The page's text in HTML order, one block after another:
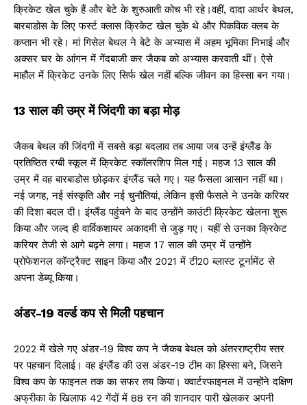
क्रिकेट खेल चुके हैं और बेटे के शुरुआती कोच भी रहे।वहीं, दादा आर्थर बेथल,
बारबाडोस के लिए फर्स्ट क्लास क्रिकेट खेल चुके थे और पिकविक क्लब के
कप्तान भी रहे। मां गिसेल बेथल ने बेटे के अभ्यास में अहम भूमिका निभाई और
अक्सर घर के आंगन में गेंदबाजी कर जैकब को अभ्यास करवाती थीं। ऐसे
माहौल में क्रिकेट उनके लिए सिर्फ खेल नहीं बल्कि जीवन का हिस्सा बन गया।
13 साल की उम्र में जिंदगी का बड़ा मोड़
जैकब बेथल की जिंदगी में सबसे बड़ा बदलाव तब आया जब उन्हें इंग्लैंड के
प्रतिष्ठित रग्बी स्कूल में क्रिकेट स्कॉलरशिप मिल गई। महज 13 साल की
उम्र में वह बारबाडोस छोड़कर इंग्लैंड चले गए। यह फैसला आसान नहीं था।
नई जगह, नई संस्कृति और नई चुनौतियां, लेकिन इसी फैसले ने उनके करियर
की दिशा बदल दी। इंग्लैंड पहुंचने के बाद उन्होंने काउंटी क्रिकेट खेलना शुरू
किया और जल्द ही वार्विकशायर अकादमी से जुड़ गए। यहीं से उनका क्रिकेट
करियर तेजी से आगे बढ़ने लगा। महज 17 साल की उम्र में उन्होंने
प्रोफेशनल कॉन्ट्रैक्ट साइन किया और 2021 में टी20 ब्लास्ट टूर्नामेंट से
अपना डेब्यू किया।
अंडर-19 वर्ल्ड कप से मिली पहचान
2022 में खेले गए अंडर-19 विश्व कप ने जैकब बेथल को अंतरराष्ट्रीय स्तर
पर पहचान दिलाई। वह इंग्लैंड की उस अंडर-19 टीम का हिस्सा बने, जिसने
विश्व कप के फाइनल तक का सफर तय किया। क्वार्टरफाइनल में उन्होंने दक्षिण
अफ्रीका के खिलाफ 42 गेंदों में 88 रन की शानदार पारी खेलकर अपनी